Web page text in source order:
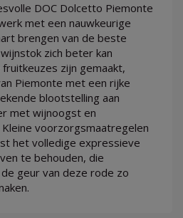
DOC Dolcetto Piemonte
met een nauwkeurige
brengen van de beste
zich beter kan
zijn gemaakt,
Piemonte met een rijke
blootstelling aan
met wijnoogst en
voorzorgsmaatregelen
het volledige expressieve
te behouden, die
geur van deze rode zo